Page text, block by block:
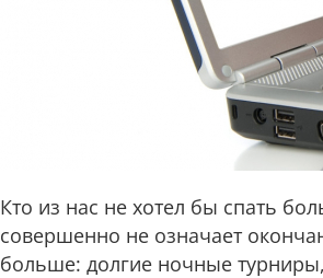
Кто из нас не хотел бы спать
совершенно не означает
больше: долгие ночные